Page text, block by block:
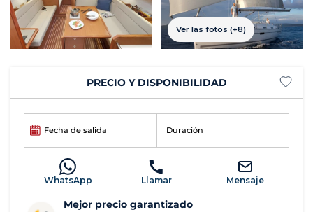
Ver las fotos (+8)
PRECIO Y DISPONIBILIDAD
Fecha de salida Duración
WhatsApp Llamar Mensaje
Mejor precio garantizado